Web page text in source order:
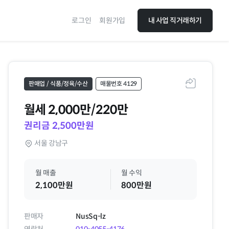
로그인 회원가입 내 사업 직거래하기
공유하기
판매업 / 식품/정육/수산 매물번호 4129
월세 2,000만/220만
권리금 2,500만원
서울 강남구
월 매출
2,100만원
월 수익
800만원
판매자
NusSq-lz